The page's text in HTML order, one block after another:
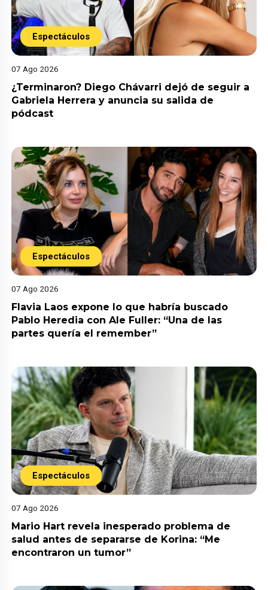
Espectáculos
07 Ago 2026
¿Terminaron? Diego Chávarri dejó de seguir a
Gabriela Herrera y anuncia su salida de
pódcast
Espectáculos
07 Ago 2026
Flavia Laos expone lo que habría buscado
Pablo Heredia con Ale Fuller: “Una de las
partes quería el remember”
Espectáculos
07 Ago 2026
Mario Hart revela inesperado problema de
salud antes de separarse de Korina: “Me
encontraron un tumor”